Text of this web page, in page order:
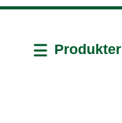
Produkter